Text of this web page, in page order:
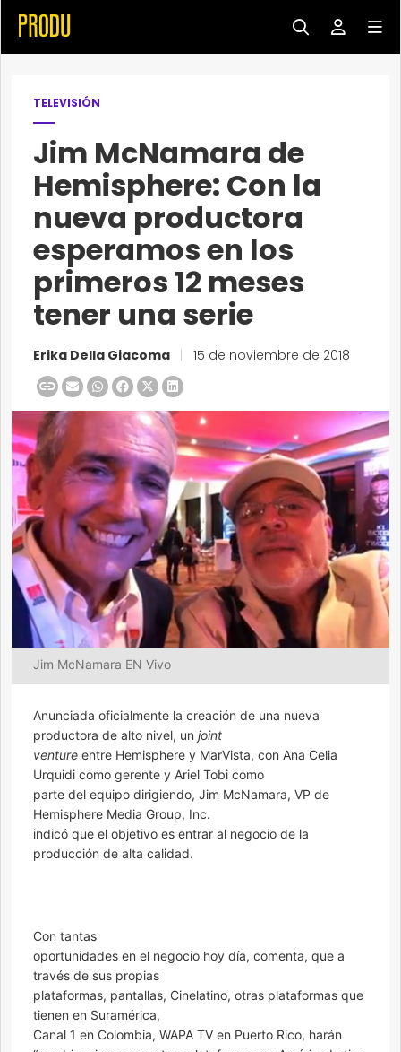
TELEVISIÓN
Jim McNamara de
Hemisphere: Con la
nueva productora
esperamos en los
primeros 12 meses
tener una serie
Erika Della Giacoma 15 de noviembre de 2018
Jim McNamara EN Vivo
Anunciada oficialmente la creación de una nueva
productora de alto nivel, un joint
venture entre Hemisphere y MarVista, con Ana Celia
Urquidi como gerente y Ariel Tobi como
parte del equipo dirigiendo, Jim McNamara, VP de
Hemisphere Media Group, Inc.
indicó que el objetivo es entrar al negocio de la
producción de alta calidad.
Con tantas
oportunidades en el negocio hoy día, comenta, que a
través de sus propias
plataformas, pantallas, Cinelatino, otras plataformas que
tienen en Suramérica,
Canal 1 en Colombia, WAPA TV en Puerto Rico, harán